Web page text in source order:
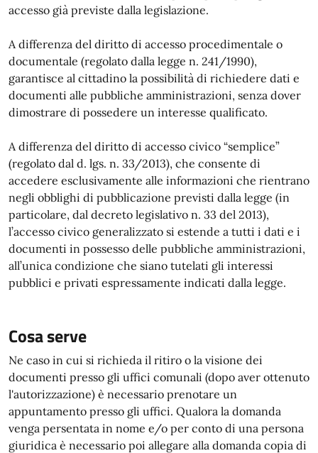
accesso già previste dalla legislazione.
A differenza del diritto di accesso procedimentale o
documentale (regolato dalla legge n. 241/1990),
garantisce al cittadino la possibilità di richiedere dati e
documenti alle pubbliche amministrazioni, senza dover
dimostrare di possedere un interesse qualificato.
A differenza del diritto di accesso civico “semplice”
(regolato dal d. lgs. n. 33/2013), che consente di
accedere esclusivamente alle informazioni che rientrano
negli obblighi di pubblicazione previsti dalla legge (in
particolare, dal decreto legislativo n. 33 del 2013),
l’accesso civico generalizzato si estende a tutti i dati e i
documenti in possesso delle pubbliche amministrazioni,
all’unica condizione che siano tutelati gli interessi
pubblici e privati espressamente indicati dalla legge.
Cosa serve
Ne caso in cui si richieda il ritiro o la visione dei
documenti presso gli uffici comunali (dopo aver ottenuto
l'autorizzazione) è necessario prenotare un
appuntamento presso gli uffici. Qualora la domanda
venga persentata in nome e/o per conto di una persona
giuridica è necessario poi allegare alla domanda copia di